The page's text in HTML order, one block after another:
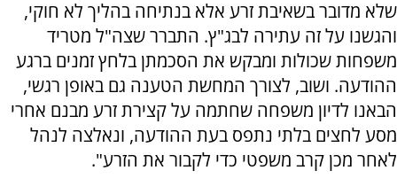
שלא מדובר בשאיבת זרע אלא בנתיחה בהליך לא חוקי,
והגשנו על זה עתירה לבג"ץ. התברר שצה"ל מטריד
משפחות שכולות ומבקש את הסכמתן בלחץ זמנים ברגע
ההודעה. ושוב, לצורך המחשת הטענה גם באופן רגשי,
הבאנו לדיון משפחה שחתמה על קצירת זרע מבנם אחרי
מסע לחצים בלתי נתפס בעת ההודעה, ונאלצה לנהל
לאחר מכן קרב משפטי כדי לקבור את הזרע".